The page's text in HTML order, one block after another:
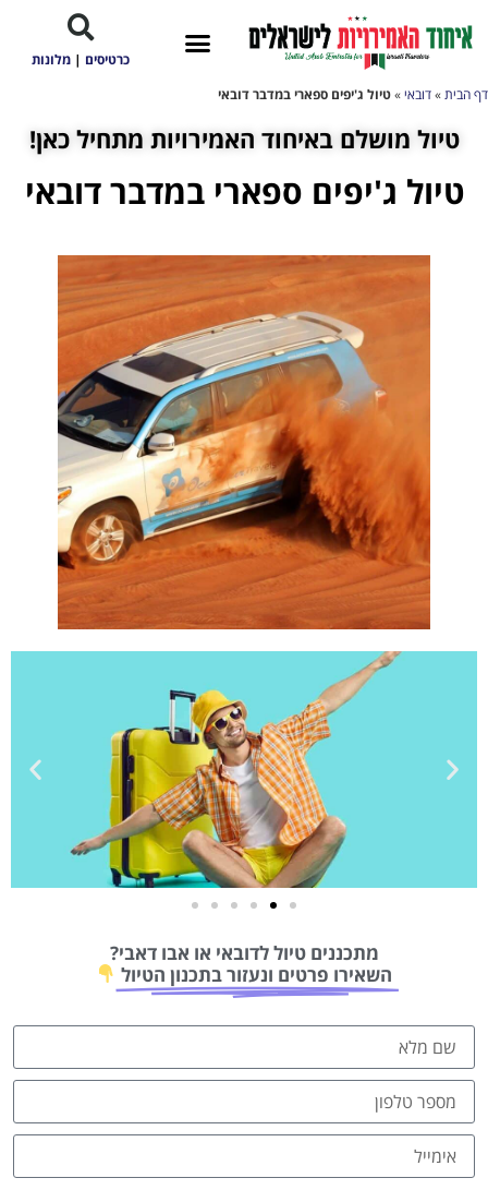
כרטיסים | מלונות
דף הבית»דובאי»טיול ג'יפים ספארי במדבר דובאי
טיול מושלם באיחוד האמירויות מתחיל כאן!
טיול ג'יפים ספארי במדבר דובאי
מציאת
טיסה זולה?
מתכננים טיול לדובאי או אבו דאבי?
השאירו פרטים ונעזור בתכנון הטיול